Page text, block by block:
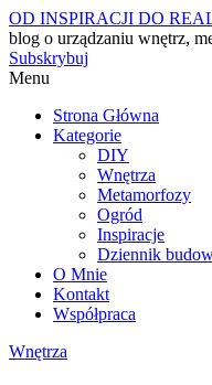
OD INSPIRACJI DO
blog o urządzaniu wnętrz,
Subskrybuj
Menu
Strona Główna
Kategorie
DIY
Wnętrza
Metamorfozy
Ogród
Inspiracje
Dziennik
O Mnie
Kontakt
Współpraca
Wnętrza